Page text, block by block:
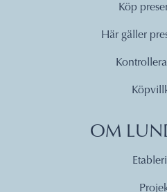
Köp
Här gäller
OM